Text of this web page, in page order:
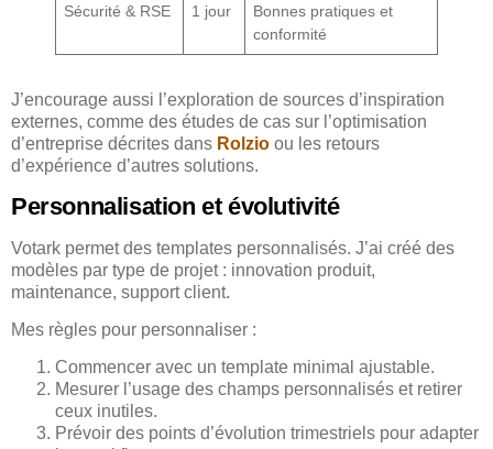
Sécurité & RSE 1 jour
Bonnes pratiques et
conformité
J’encourage aussi l’exploration de sources d’inspiration
externes, comme des études de cas sur l’optimisation
d’entreprise décrites dans Rolzio ou les retours
d’expérience d’autres solutions.
Personnalisation et évolutivité
Votark permet des templates personnalisés. J’ai créé des
modèles par type de projet : innovation produit,
maintenance, support client.
Mes règles pour personnaliser :
Commencer avec un template minimal ajustable.
Mesurer l’usage des champs personnalisés et retirer
ceux inutiles.
Prévoir des points d’évolution trimestriels pour adapter